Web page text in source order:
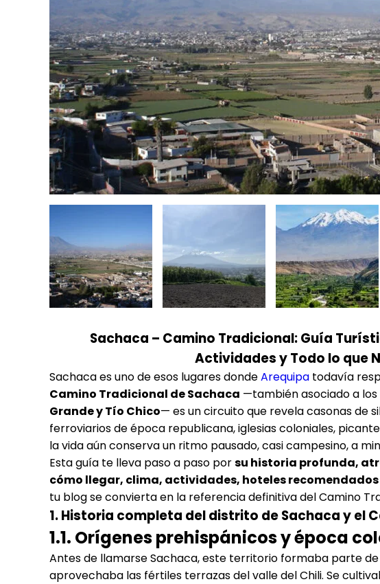
Sachaca – Camino Tradicional: Guía
Actividades y Todo lo que
Sachaca es uno de esos lugares dondeArequipa todavía
Camino Tradicional de Sachaca —también asociado a
Grande y Tío Chico— es un circuito que revela casonas de
ferroviarios de época republicana, iglesias coloniales,
la vida aún conserva un ritmo pausado, casi campesino, a
Esta guía te lleva paso a paso porsu historia profunda,
cómo llegar, clima, actividades, hoteles recomendados
tu blog se convierta en la referencia definitiva del Camino
1. Historia completa del distrito de Sachaca y el
1.1. Orígenes prehispánicos y época
Antes de llamarse Sachaca, este territorio formaba parte
aprovechaba las fértiles terrazas del valle del Chili. Se